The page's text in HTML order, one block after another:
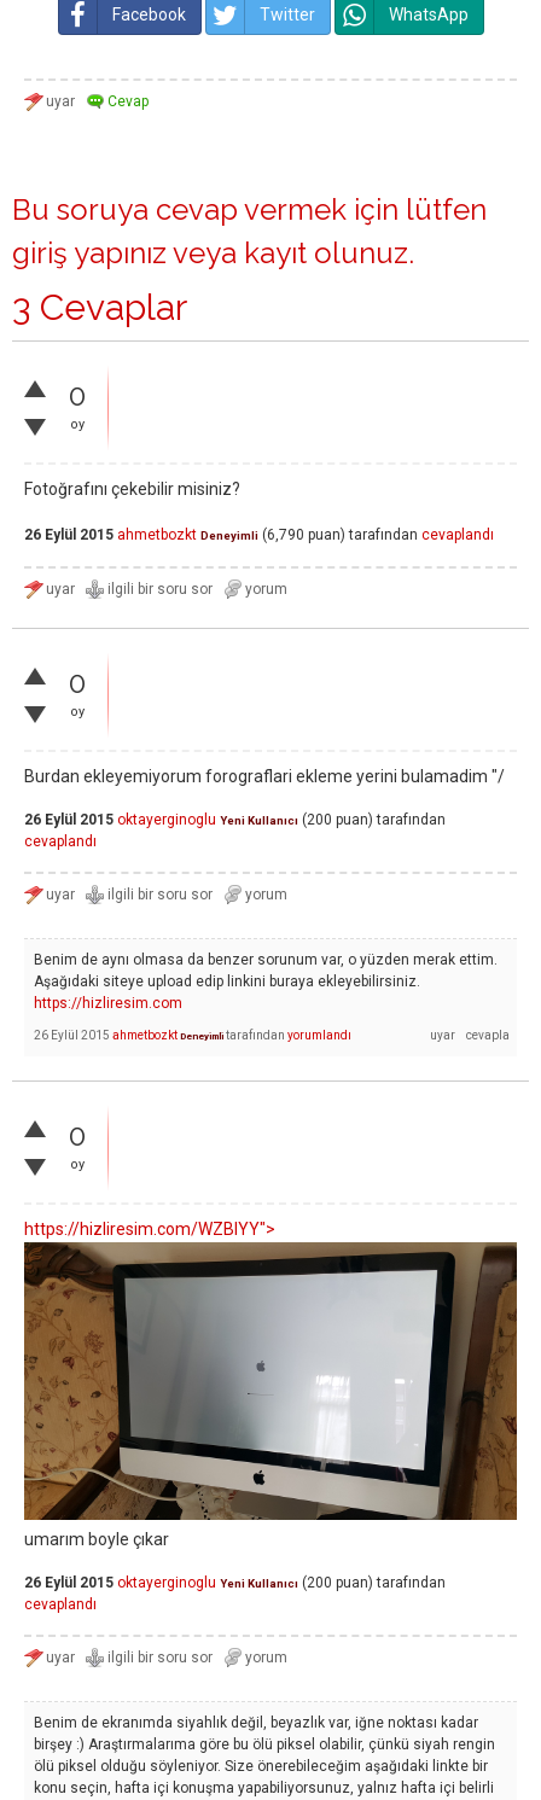
Facebook Twitter WhatsApp
Bu soruya cevap vermek için lütfen
giriş yapınız veya kayıt olunuz.
3 Cevaplar
0
oy
Fotoğrafını çekebilir misiniz?
26 Eylül 2015 ahmetbozkt Deneyimli (6,790 puan) tarafından cevaplandı
0
oy
Burdan ekleyemiyorum forograflari ekleme yerini bulamadim "/
26 Eylül 2015 oktayerginoglu Yeni Kullanıcı (200 puan) tarafından
cevaplandı
Benim de aynı olmasa da benzer sorunum var, o yüzden merak ettim.
Aşağıdaki siteye upload edip linkini buraya ekleyebilirsiniz.
https://hizliresim.com
26 Eylül 2015 ahmetbozkt Deneyimli tarafından yorumlandı
0
oy
https://hizliresim.com/WZBlYY">
umarım boyle çıkar
26 Eylül 2015 oktayerginoglu Yeni Kullanıcı (200 puan) tarafından
cevaplandı
Benim de ekranımda siyahlık değil, beyazlık var, iğne noktası kadar
birşey :) Araştırmalarıma göre bu ölü piksel olabilir, çünkü siyah rengin
ölü piksel olduğu söyleniyor. Size önerebileceğim aşağıdaki linkte bir
konu seçin, hafta içi konuşma yapabiliyorsunuz, yalnız hafta içi belirli